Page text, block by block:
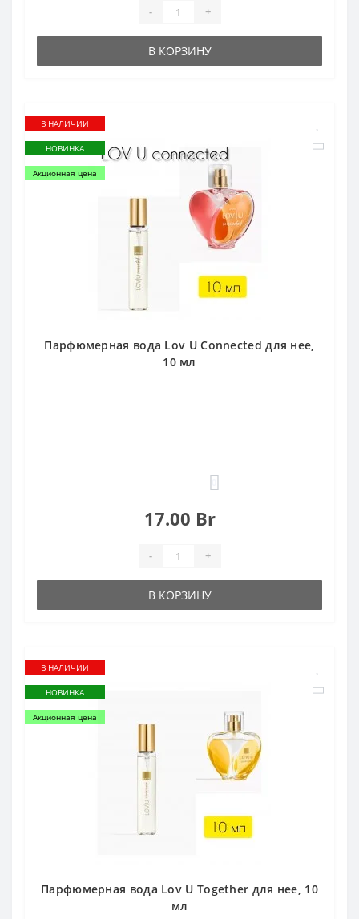
- +
В КОРЗИНУ
В НАЛИЧИИ
НОВИНКА
Акционная цена
Парфюмерная вода Lov U Connected для нее,
10 мл
17.00 Br
- +
В КОРЗИНУ
В НАЛИЧИИ
НОВИНКА
Акционная цена
Парфюмерная вода Lov U Together для нее, 10
мл